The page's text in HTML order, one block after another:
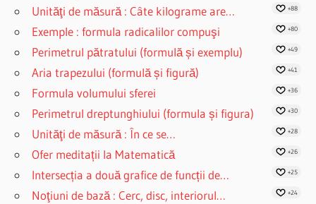
Unităţi de măsură : Câte kilograme are… +88
Exemple : formula radicalilor compuşi +80
Perimetrul pătratului (formulă și exemplu) +49
Aria trapezului (formulă și figură) +41
Formula volumului sferei +36
Perimetrul dreptunghiului (formula și figura) +30
Unităţi de măsură : În ce se… +28
Ofer meditații la Matematică +26
Intersecția a două grafice de funcții de… +25
Noţiuni de bază : Cerc, disc, interiorul… +24